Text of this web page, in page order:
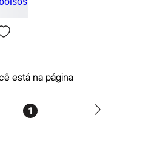
está na página
1